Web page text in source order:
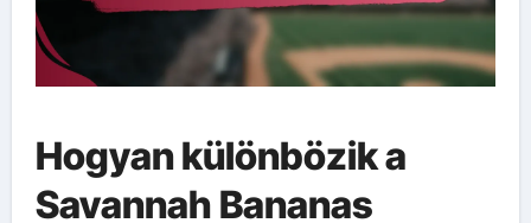
Hogyan különbözik a
Savannah Bananas